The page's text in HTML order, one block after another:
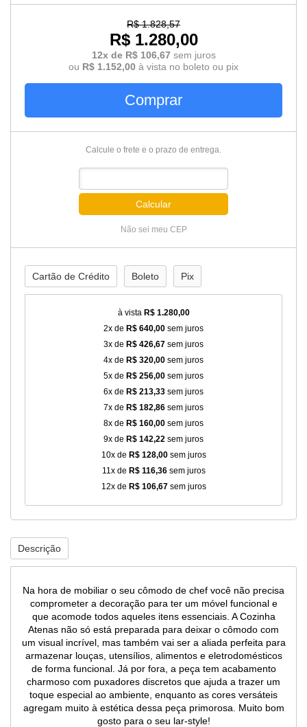
R$ 1.828,57
R$ 1.280,00
12x de R$ 106,67 sem juros
ou R$ 1.152,00 à vista no boleto ou pix
Comprar
Calcule o frete e o prazo de entrega.
Calcular
Não sei meu CEP
Cartão de Crédito Boleto Pix
à vista R$ 1.280,00
2x de R$ 640,00 sem juros
3x de R$ 426,67 sem juros
4x de R$ 320,00 sem juros
5x de R$ 256,00 sem juros
6x de R$ 213,33 sem juros
7x de R$ 182,86 sem juros
8x de R$ 160,00 sem juros
9x de R$ 142,22 sem juros
10x de R$ 128,00sem juros
11x de R$ 116,36sem juros
12x de R$ 106,67sem juros
Descrição
Na hora de mobiliar o seu cômodo de chef você não precisa
comprometer a decoração para ter um móvel funcional e
que acomode todos aqueles itens essenciais. A Cozinha
Atenas não só está preparada para deixar o cômodo com
um visual incrível, mas também vai ser a aliada perfeita para
armazenar louças, utensílios, alimentos e eletrodomésticos
de forma funcional. Já por fora, a peça tem acabamento
charmoso com puxadores discretos que ajuda a trazer um
toque especial ao ambiente, enquanto as cores versáteis
agregam muito à estética dessa peça primorosa. Muito bom
gosto para o seu lar-style!